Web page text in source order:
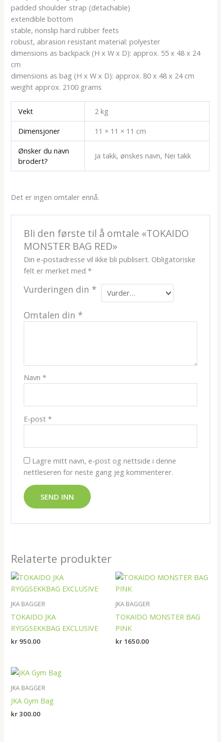
padded shoulder strap (detachable)
extendible bottom
stable, nonslip hard rubber feets
robust, abrasion resistant material: polyester
dimensions as backpack (H x W x D): approx. 55 x 48 x 24
cm
dimensions as bag (H x W x D): approx. 80 x 48 x 24 cm
weight approx. 2100 grams
Vekt
2 kg
Dimensjoner
11 × 11 × 11 cm
Ønsker du navn
brodert?
Ja takk, ønskes navn, Nei takk
Det er ingen omtaler ennå.
Bli den første til å omtale «TOKAIDO
MONSTER BAG RED»
Din e-postadresse vil ikke bli publisert. Obligatoriske
felt er merket med *
Vurderingen din *
Omtalen din *
Navn *
E-post *
Lagre mitt navn, e-post og nettside i denne
nettleseren for neste gang jeg kommenterer.
Relaterte produkter
JKA BAGGER
TOKAIDO JKA
RYGGSEKKBAG EXCLUSIVE
kr 950.00
JKA BAGGER
TOKAIDO MONSTER BAG
PINK
kr 1650.00
JKA BAGGER
JKA Gym Bag
kr300.00